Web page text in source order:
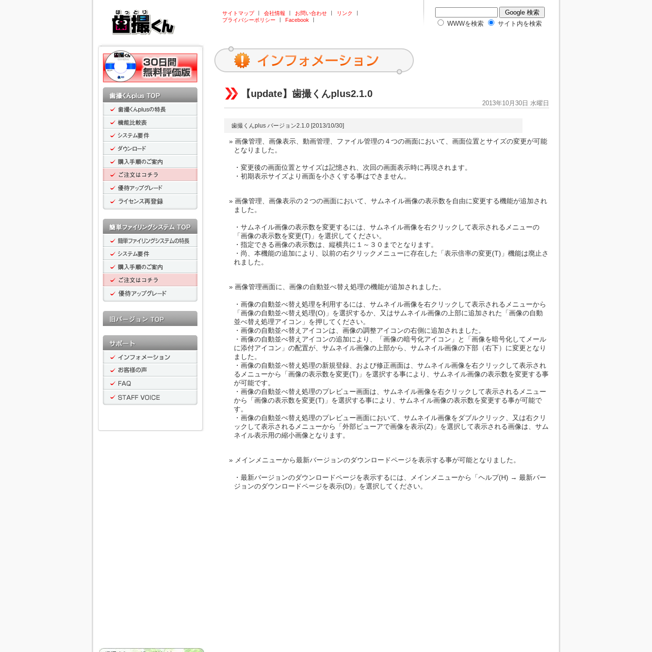
サイトマップ 会社情報 お問い合わせ
リンク
プライバシーポリシー
Facebook
【update】歯撮くんplus2.1.0
2013年10月30日 水曜日
歯撮くんplus バージョン2.1.0 [2013/10/30]
画像管理、画像表示、動画管理、ファイル管理の４つの画面において、画面位置とサイズの変更が可能
となりました。
・変更後の画面位置とサイズは記憶され、次回の画面表示時に再現されます。
・初期表示サイズより画面を小さくする事はできません。
画像管理、画像表示の２つの画面において、サムネイル画像の表示数を自由に変更する機能が追加され
ました。
・サムネイル画像の表示数を変更するには、サムネイル画像を右クリックして表示されるメニューの
「画像の表示数を変更(T)」を選択してください。
・指定できる画像の表示数は、縦横共に１～３０までとなります。
・尚、本機能の追加により、以前の右クリックメニューに存在した「表示倍率の変更(T)」機能は廃止さ
れました。
画像管理画面に、画像の自動並べ替え処理の機能が追加されました。
・画像の自動並べ替え処理を利用するには、サムネイル画像を右クリックして表示されるメニューから
「画像の自動並べ替え処理(O)」を選択するか、又はサムネイル画像の上部に追加された「画像の自動
並べ替え処理アイコン」を押してください。
・画像の自動並べ替えアイコンは、画像の調整アイコンの右側に追加されました。
・画像の自動並べ替えアイコンの追加により、「画像の暗号化アイコン」と「画像を暗号化してメール
に添付アイコン」の配置が、サムネイル画像の上部から、サムネイル画像の下部（右下）に変更となり
ました。
・画像の自動並べ替え処理の新規登録、および修正画面は、サムネイル画像を右クリックして表示され
るメニューから「画像の表示数を変更(T)」を選択する事により、サムネイル画像の表示数を変更する事
が可能です。
・画像の自動並べ替え処理のプレビュー画面は、サムネイル画像を右クリックして表示されるメニュー
から「画像の表示数を変更(T)」を選択する事により、サムネイル画像の表示数を変更する事が可能で
す。
・画像の自動並べ替え処理のプレビュー画面において、サムネイル画像をダブルクリック、又は右クリ
ックして表示されるメニューから「外部ビューアで画像を表示(Z)」を選択して表示される画像は、サム
ネイル表示用の縮小画像となります。
メインメニューから最新バージョンのダウンロードページを表示する事が可能となりました。
・最新バージョンのダウンロードページを表示するには、メインメニューから「ヘルプ(H) → 最新バー
ジョンのダウンロードページを表示(D)」を選択してください。
WWWを検索 サイト内を検索